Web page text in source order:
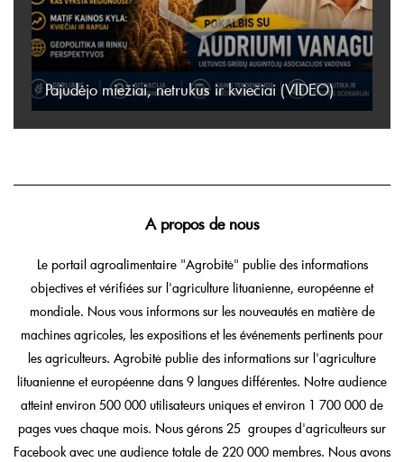
Pajudėjo miežiai, netrukus ir kviečiai (VIDEO)
A propos de nous
Le portail agroalimentaire "Agrobitė" publie des informations
objectives et vérifiées sur l'agriculture lituanienne, européenne et
mondiale. Nous vous informons sur les nouveautés en matière de
machines agricoles, les expositions et les événements pertinents pour
les agriculteurs. Agrobitė publie des informations sur l'agriculture
lituanienne et européenne dans 9 langues différentes. Notre audience
atteint environ 500 000 utilisateurs uniques et environ 1 700 000 de
pages vues chaque mois. Nous gérons 25 groupes d'agriculteurs sur
Facebook avec une audience totale de 220 000 membres. Nous avons